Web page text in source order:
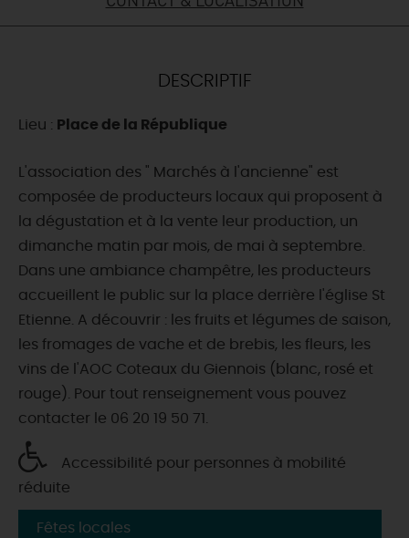
CETTE SEMAINE
TOUT L'AGENDA
DESCRIPTIF
Lieu : Place de la République
L'association des " Marchés à l'ancienne" est
composée de producteurs locaux qui proposent à
la dégustation et à la vente leur production, un
dimanche matin par mois, de mai à septembre.
Dans une ambiance champêtre, les producteurs
accueillent le public sur la place derrière l'église St
Etienne. A découvrir : les fruits et légumes de saison,
les fromages de vache et de brebis, les fleurs, les
vins de l'AOC Coteaux du Giennois (blanc, rosé et
rouge). Pour tout renseignement vous pouvez
contacter le 06 20 19 50 71.
Accessibilité pour personnes à mobilité
réduite
Fêtes locales